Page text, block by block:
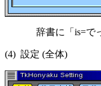
辞書に「is=でっ
(4) 設定 (全体)